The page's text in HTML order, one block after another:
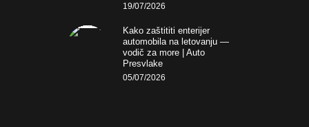
19/07/2026
Kako zaštititi enterijer
automobila na letovanju —
vodič za more | Auto
Presvlake
05/07/2026